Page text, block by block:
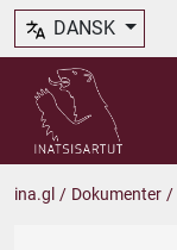
DANSK
ina.gl / Dokumenter /